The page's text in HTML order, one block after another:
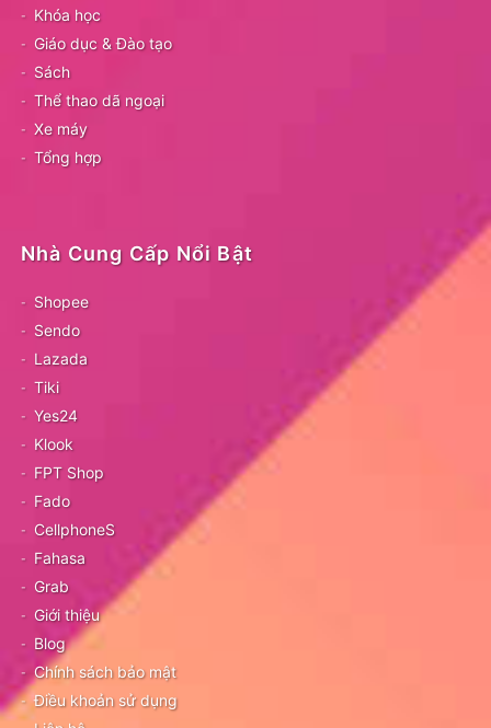
Khóa học
Giáo dục & Đào tạo
Sách
Thể thao dã ngoại
Xe máy
Tổng hợp
Nhà Cung Cấp Nổi Bật
Shopee
Sendo
Lazada
Tiki
Yes24
Klook
FPT Shop
Fado
CellphoneS
Fahasa
Grab
Giới thiệu
Blog
Chính sách bảo mật
Điều khoản sử dụng